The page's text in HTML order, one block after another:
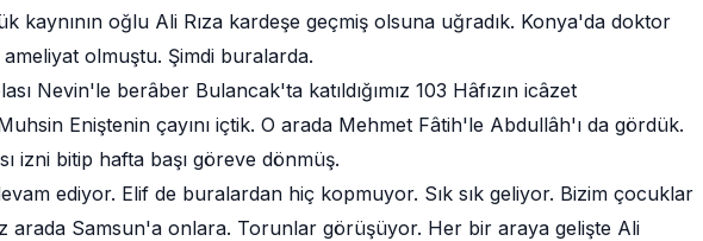
kaynının oğlu Ali Rıza kardeşe geçmiş olsuna uğradık. Konya'da doktor
ameliyat olmuştu. Şimdi buralarda.
Nevin'le berâber Bulancak'ta katıldığımız 103 Hâfızın icâzet
Eniştenin çayını içtik. O arada Mehmet Fâtih'le Abdullâh'ı da gördük.
izni bitip hafta başı göreve dönmüş.
ediyor. Elif de buralardan hiç kopmuyor. Sık sık geliyor. Bizim çocuklar
arada Samsun'a onlara. Torunlar görüşüyor. Her bir araya gelişte Ali